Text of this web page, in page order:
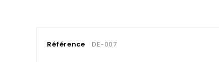
Référence DE-007